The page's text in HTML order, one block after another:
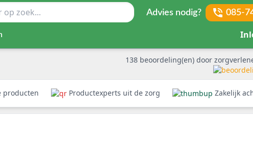
Advies nodig? 085-
138 beoordeling(en) door
producten Productexperts uit de zorg Zakelijk